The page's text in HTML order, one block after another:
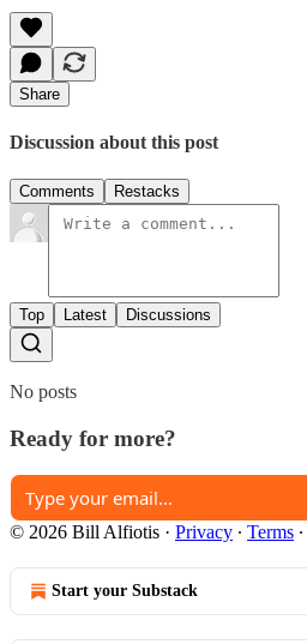
Share
Discussion about this post
Comments Restacks
Top Latest Discussions
No posts
Ready for more?
© 2026 Bill Alfiotis · Privacy ∙ Terms ∙
Start your Substack